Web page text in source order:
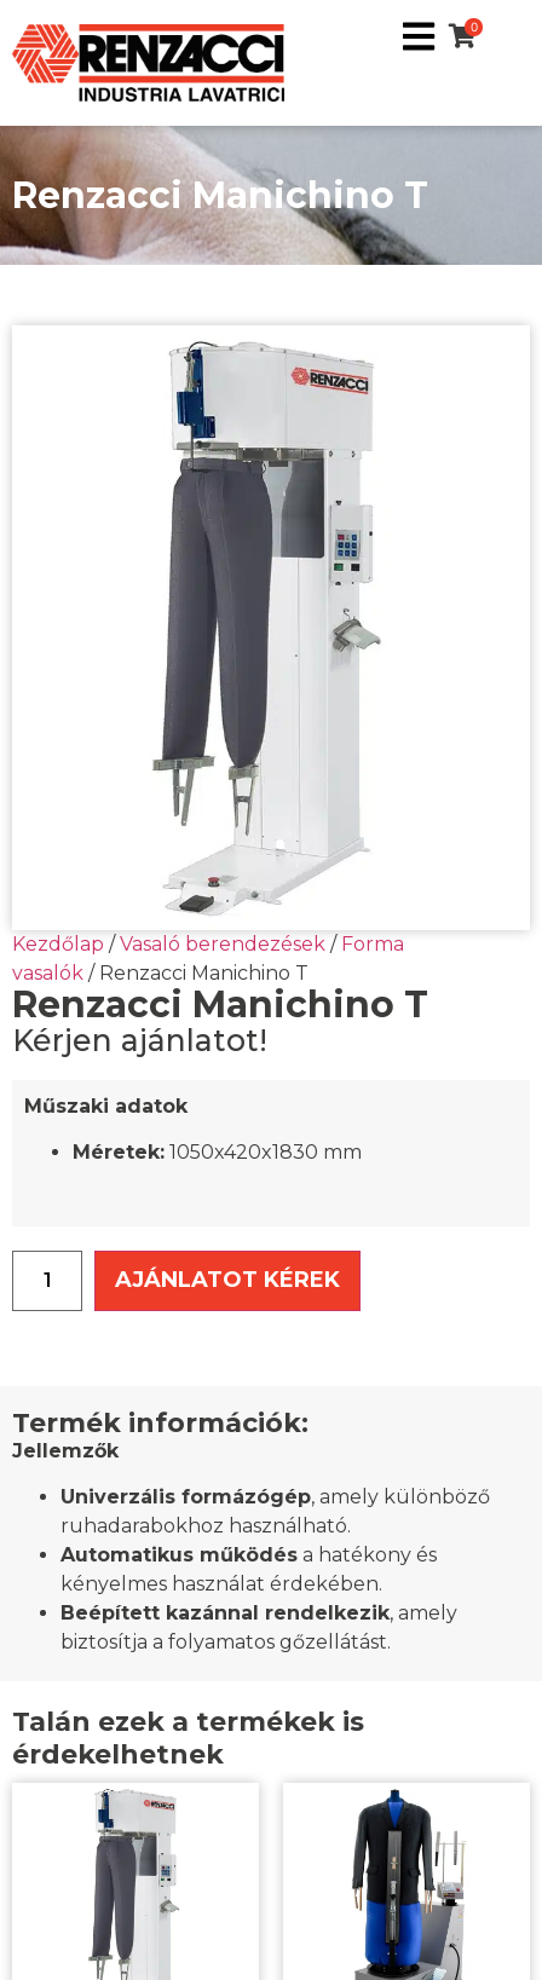
0
Renzacci Manichino T
Kezdőlap /Vasaló berendezések / Forma
vasalók / Renzacci Manichino T
Renzacci Manichino T
Kérjen ajánlatot!
Műszaki adatok
Méretek: 1050x420x1830 mm
AJÁNLATOT KÉREK
Termék információk:
Jellemzők
Univerzális formázógép, amely különböző
ruhadarabokhoz használható.
Automatikus működés a hatékony és
kényelmes használat érdekében.
Beépített kazánnal rendelkezik, amely
biztosítja a folyamatos gőzellátást.
Talán ezek a termékek is
érdekelhetnek